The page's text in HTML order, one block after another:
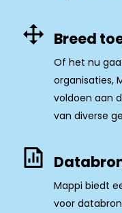
Breed
Of het nu
organisaties,
voldoen aan
van diverse
Mappi biedt
voor